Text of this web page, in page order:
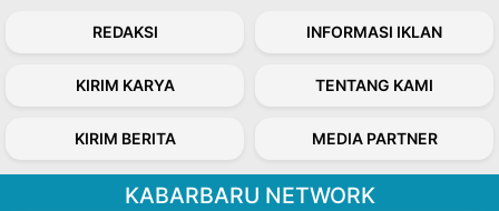
REDAKSI INFORMASI IKLAN
KIRIM KARYA TENTANG KAMI
KIRIM BERITA MEDIA PARTNER
KABARBARU NETWORK